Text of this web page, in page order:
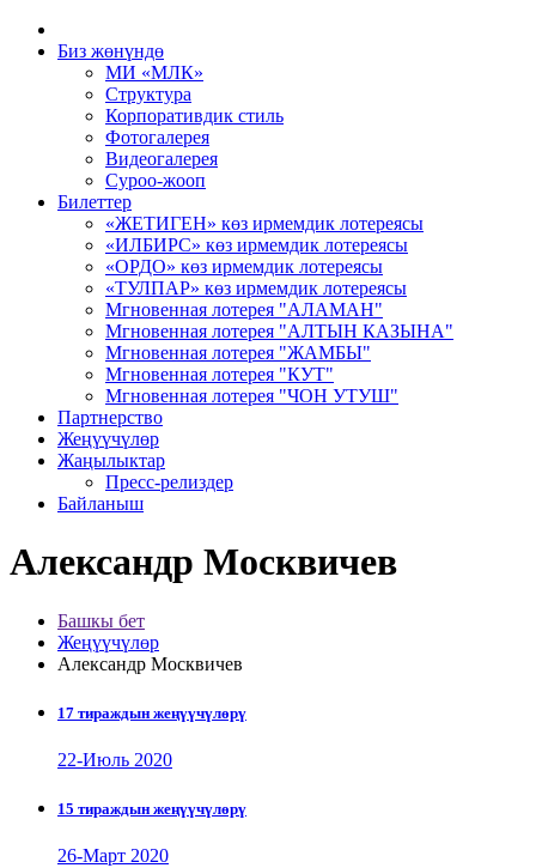
Биз жөнүндө
МИ «МЛК»
Структура
Корпоративдик стиль
Фотогалерея
Видеогалерея
Суроо-жооп
Билеттер
«ЖЕТИГЕН» көз ирмемдик лотереясы
«ИЛБИРС» көз ирмемдик лотереясы
«ОРДО» көз ирмемдик лотереясы
«ТУЛПАР» көз ирмемдик лотереясы
Мгновенная лотерея "АЛАМАН"
Мгновенная лотерея "АЛТЫН КАЗЫНА"
Мгновенная лотерея "ЖАМБЫ"
Мгновенная лотерея "КУТ"
Мгновенная лотерея "ЧОН УТУШ"
Партнерство
Жеңүүчүлөр
Жаңылыктар
Пресс-релиздер
Байланыш
Александр Москвичев
Башкы бет
Жеңүүчүлөр
Александр Москвичев
17 тираждын жеңүүчүлөрү
22-Июль 2020
15 тираждын жеңүүчүлөрү
26-Март 2020